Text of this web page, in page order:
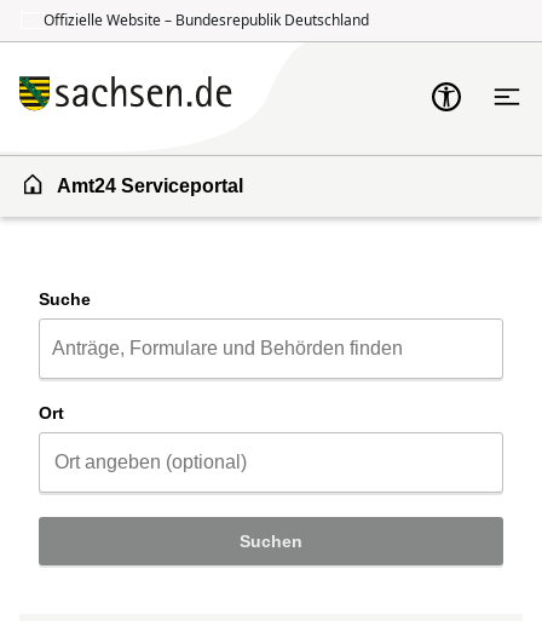
Offizielle Website – Bundesrepublik Deutschland
Amt24 Serviceportal
Suche
Ort
Suchen